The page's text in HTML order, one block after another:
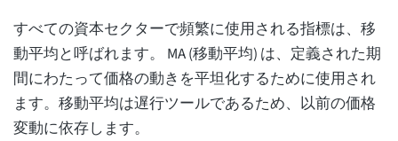
すべての資本セクターで頻繁に使用される指標は、移
動平均と呼ばれます。 MA (移動平均) は、定義された期
間にわたって価格の動きを平坦化するために使用され
ます。移動平均は遅行ツールであるため、以前の価格
変動に依存します。